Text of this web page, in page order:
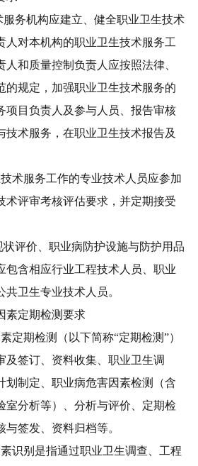
服务机构应建立、健全职业卫生技术
人对本机构的职业卫生技术服务工
和质量控制负责人应按照法律、
的规定，加强职业卫生技术服务的
项目负责人及参与人员、报告审核
技术服务，在职业卫生技术报告及
技术服务工作的专业技术人员应参加
术评审考核评估要求，并定期接受
评价、职业病防护设施与防护用品
包含相应行业工程技术人员、职业
卫生专业技术人员。
素定期检测要求
素定期检测（以下简称“定期检测”）
及签订、资料收集、职业卫生调
划制定、职业病危害因素检测（含
室分析等）、分析与评价、定期检
签发、资料归档等。
素识别是指通过职业卫生调查、工程